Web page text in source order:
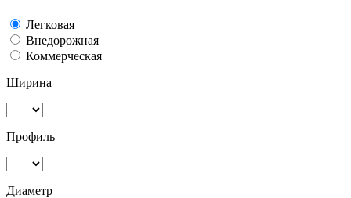
Легковая
Внедорожная
Коммерческая
Ширина
Профиль
Диаметр